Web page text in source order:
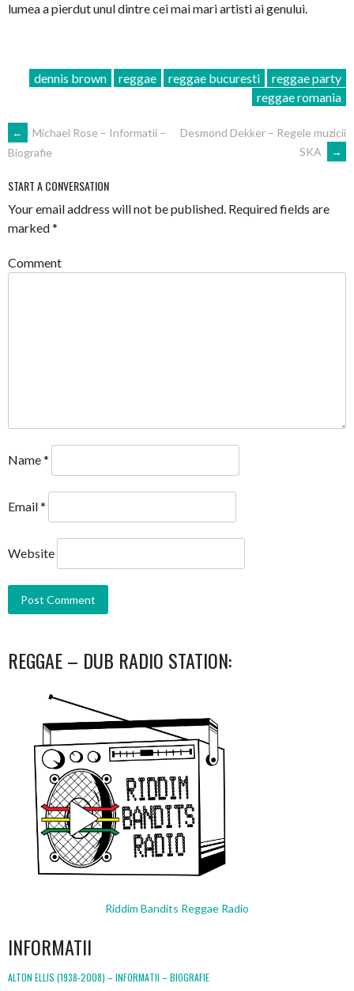
lumea a pierdut unul dintre cei mai mari artisti ai genului.
dennis brown reggae reggae bucuresti
reggae party
reggae romania
POST
←
Michael Rose – Informatii –
Biografie
Desmond Dekker – Regele muzicii
SKA
→
START A CONVERSATION
Your email address will not be published. Required fields are
marked*
Comment
Name*
Email*
Website
REGGAE – DUB RADIO STATION:
Riddim Bandits Reggae Radio
INFORMATII
ALTON ELLIS (1938-2008) – INFORMATII – BIOGRAFIE